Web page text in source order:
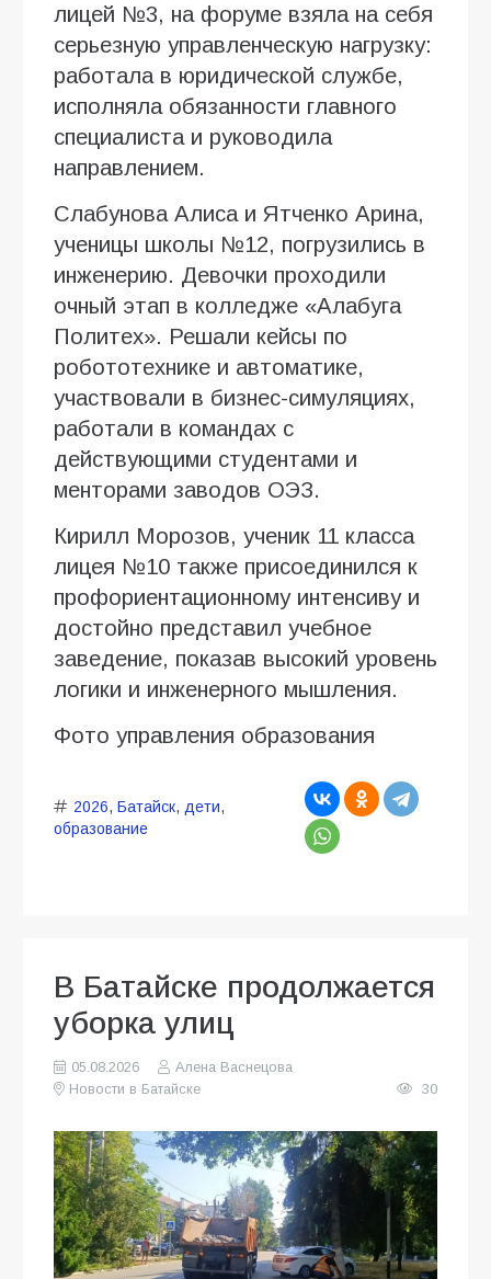
лицей №3, на форуме взяла на себя
серьезную управленческую нагрузку:
работала в юридической службе,
исполняла обязанности главного
специалиста и руководила
направлением.
Слабунова Алиса и Ятченко Арина,
ученицы школы №12, погрузились в
инженерию. Девочки проходили
очный этап в колледже «Алабуга
Политех». Решали кейсы по
робототехнике и автоматике,
участвовали в бизнес-симуляциях,
работали в командах с
действующими студентами и
менторами заводов ОЭЗ.
Кирилл Морозов, ученик 11 класса
лицея №10 также присоединился к
профориентационному интенсиву и
достойно представил учебное
заведение, показав высокий уровень
логики и инженерного мышления.
Фото управления образования
2026, Батайск, дети,
образование
В Батайске продолжается
уборка улиц
05.08.2026
Алена Васнецова
Новости в Батайске
30